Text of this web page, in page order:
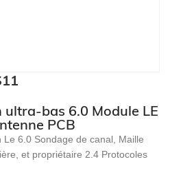
bas 6.0 Module LE
PCB
6.0 Sondage de canal, Maille
et propriétaire 2.4 Protocoles